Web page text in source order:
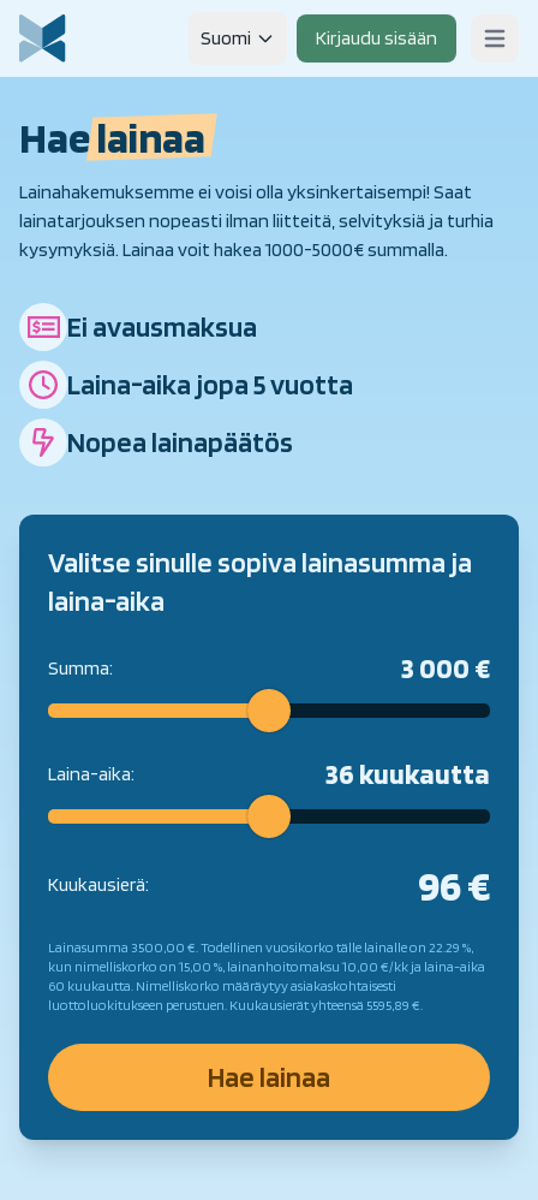
Skip to content
Suomi
Kirjaudu sisään Open
Haelainaa
Lainahakemuksemme ei voisi olla yksinkertaisempi! Saat
lainatarjouksen nopeasti ilman liitteitä, selvityksiä ja turhia
kysymyksiä. Lainaa voit hakea 1000-5000€ summalla.
Ei avausmaksua
Laina-aika jopa 5 vuotta
Nopea lainapäätös
Valitse sinulle sopiva lainasumma ja
laina-aika
Summa: 3 000 €
Laina-aika: 36 kuukautta
Kuukausierä: 96 €
Lainasumma 3500,00 €. Todellinen vuosikorko tälle lainalle on 22.29 %,
kun nimelliskorko on 15,00 %, lainanhoitomaksu 10,00 €/kk ja laina-aika
60 kuukautta. Nimelliskorko määräytyy asiakaskohtaisesti
luottoluokitukseen perustuen. Kuukausierät yhteensä 5595,89 €.
Hae lainaa